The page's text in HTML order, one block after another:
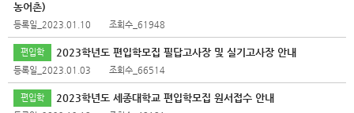
농어촌)
등록일_2023.01.10 조회수_61948
편입학 2023학년도 편입학모집 필답고사장 및 실기고사장 안내
등록일_2023.01.03 조회수_66514
편입학 2023학년도 세종대학교 편입학모집 원서접수 안내